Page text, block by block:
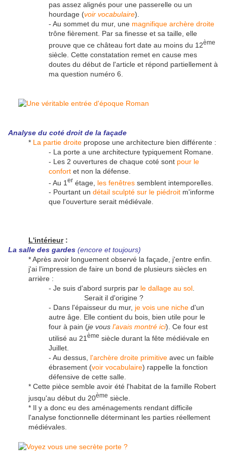
pas assez alignés pour une passerelle ou un
hourdage (voir vocabulaire).
- Au sommet du mur, une magnifique archère droite
trône fièrement. Par sa finesse et sa taille, elle
prouve que ce château fort date au moins du 12ème
siècle. Cette constatation remet en cause mes
doutes du début de l'article et répond partiellement à
ma question numéro 6.
Analyse du coté droit de la façade
* La partie droite propose une architecture bien différente :
- La porte a une architecture typiquement Romane.
- Les 2 ouvertures de chaque coté sont pour le
confort et non la défense.
- Au 1 er étage, les fenêtres semblent intemporelles.
- Pourtant un détail sculpté sur le piédroit m'informe
que l'ouverture serait médiévale.
L'intérieur:
La salle des gardes (encore et toujours)
* Après avoir longuement observé la façade, j'entre enfin.
j'ai l'impression de faire un bond de plusieurs siècles en
arrière :
- Je suis d'abord surpris par le dallage au sol.
Serait il d'origine ?
- Dans l'épaisseur du mur, je vois une niche d'un
autre âge. Elle contient du bois, bien utile pour le
four à pain (je vous l'avais montré ici). Ce four est
utilisé au 21 ème siècle durant la fête médiévale en
Juillet.
- Au dessus, l'archère droite primitive avec un faible
ébrasement (voir vocabulaire) rappelle la fonction
défensive de cette salle.
* Cette pièce semble avoir été l'habitat de la famille Robert
jusqu'au début du 20ème siècle.
* Il y a donc eu des aménagements rendant difficile
l'analyse fonctionnelle déterminant les parties réellement
médiévales.